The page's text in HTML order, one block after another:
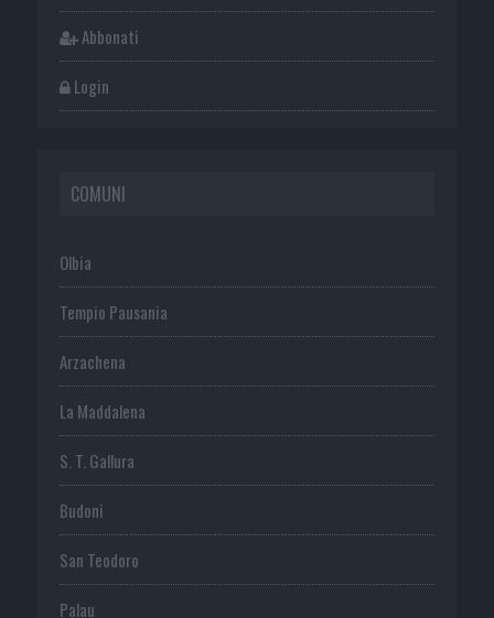
Abbonati
Login
COMUNI
Olbia
Tempio Pausania
Arzachena
La Maddalena
S. T. Gallura
Budoni
San Teodoro
Palau